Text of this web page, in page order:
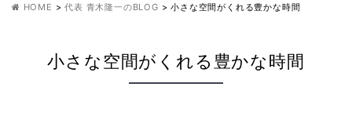
HOME >代表 青木隆一のBLOG >小さな空間がくれる豊かな時間
小さな空間がくれる豊かな時間